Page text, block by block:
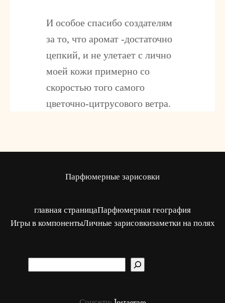
И особое спасибо создателям
за то, что аромат -достаточно
цепкий, и не улетает с лично
моей кожи примерно со
скоростью того самого
цветочно-цитрусового ветра.
Парфюмерные зарисовки
главная страницаПарфюмерная география
Игры в компонентыЛичные зарисовкизаметки на полях